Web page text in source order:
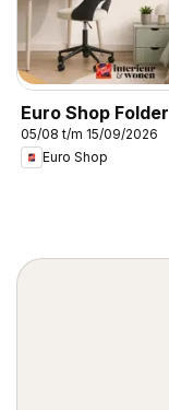
Euro Shop Folder
05/08 t/m 15/09/2026
Euro Shop